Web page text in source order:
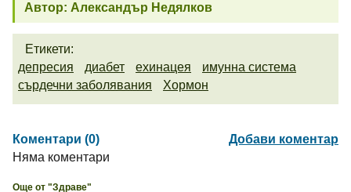
Автор: Александър Недялков
Етикети:
депресия
диабет ехинацея
имунна система
сърдечни заболявания
Хормон
Коментари (0)
Добави коментар
Няма коментари
Още от "Здраве"